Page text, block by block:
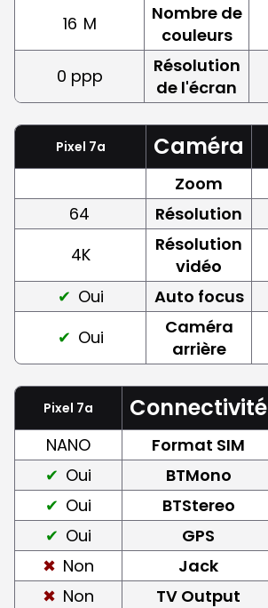
16 M
Nombre de
couleurs
0 ppp
Résolution
de l'écran
Pixel 7a Caméra
Zoom
64
Résolution
4K
Résolution
vidéo
Oui
Auto focus
Oui
Caméra
arrière
Pixel 7a Connectivité
NANO Format SIM
Oui
BTMono
Oui
BTStereo
Oui
GPS
Non
Jack
Non
TV Output